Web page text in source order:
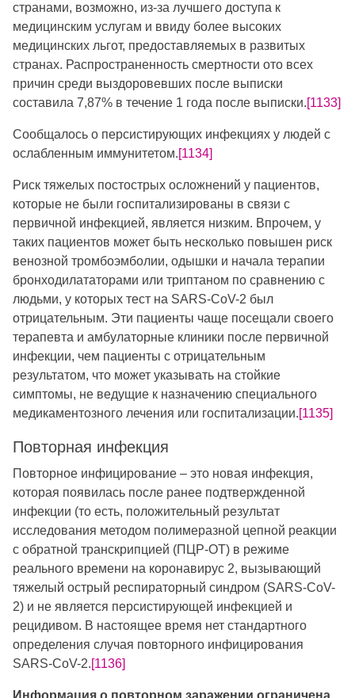
странами, возможно, из-за лучшего доступа к
медицинским услугам и ввиду более высоких
медицинских льгот, предоставляемых в развитых
странах. Распространенность смертности ото всех
причин среди выздоровевших после выписки
составила 7,87% в течение 1 года после выписки.[1133]
Сообщалось о персистирующих инфекциях у людей с
ослабленным иммунитетом.[1134]
Риск тяжелых постострых осложнений у пациентов,
которые не были госпитализированы в связи с
первичной инфекцией, является низким. Впрочем, у
таких пациентов может быть несколько повышен риск
венозной тромбоэмболии, одышки и начала терапии
бронходилататорами или триптаном по сравнению с
людьми, у которых тест на SARS-CoV-2 был
отрицательным. Эти пациенты чаще посещали своего
терапевта и амбулаторные клиники после первичной
инфекции, чем пациенты с отрицательным
результатом, что может указывать на стойкие
симптомы, не ведущие к назначению специального
медикаментозного лечения или госпитализации.[1135]
Повторная инфекция
Повторное инфицирование – это новая инфекция,
которая появилась после ранее подтвержденной
инфекции (то есть, положительный результат
исследования методом полимеразной цепной реакции
с обратной транскрипцией (ПЦР-ОТ) в режиме
реального времени на коронавирус 2, вызывающий
тяжелый острый респираторный синдром (SARS-CoV-
2) и не является персистирующей инфекцией и
рецидивом. В настоящее время нет стандартного
определения случая повторного инфицирования
SARS-CoV-2.[1136]
Информация о повторном заражении ограничена.